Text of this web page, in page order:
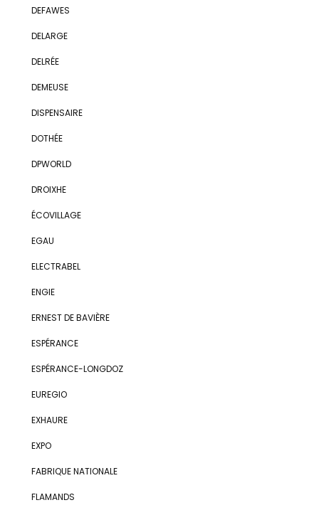
DEFAWES
DELARGE
DELRÉE
DEMEUSE
DISPENSAIRE
DOTHÉE
DPWORLD
DROIXHE
ÉCOVILLAGE
EGAU
ELECTRABEL
ENGIE
ERNEST DE BAVIÈRE
ESPÉRANCE
ESPÉRANCE-LONGDOZ
EUREGIO
EXHAURE
EXPO
FABRIQUE NATIONALE
FLAMANDS